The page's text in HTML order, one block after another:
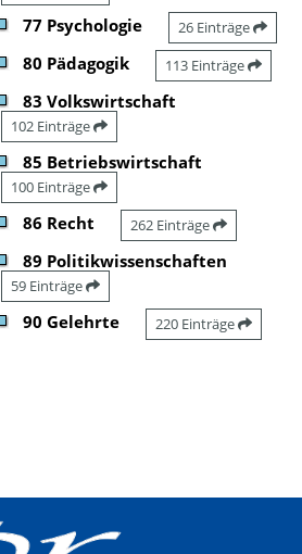
77 Psychologie 26 Einträge
80 Pädagogik 113 Einträge
83 Volkswirtschaft
102 Einträge
85 Betriebswirtschaft
100 Einträge
86 Recht 262 Einträge
89 Politikwissenschaften
59 Einträge
90 Gelehrte 220 Einträge